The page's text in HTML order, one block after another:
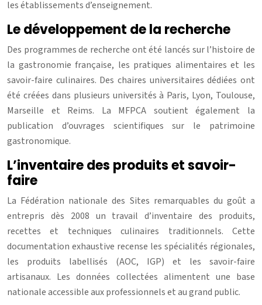
les établissements d’enseignement.
Le développement de la recherche
Des programmes de recherche ont été lancés sur l’histoire de
la gastronomie française, les pratiques alimentaires et les
savoir-faire culinaires. Des chaires universitaires dédiées ont
été créées dans plusieurs universités à Paris, Lyon, Toulouse,
Marseille et Reims. La MFPCA soutient également la
publication d’ouvrages scientifiques sur le patrimoine
gastronomique.
L’inventaire des produits et savoir-
faire
La Fédération nationale des Sites remarquables du goût a
entrepris dès 2008 un travail d’inventaire des produits,
recettes et techniques culinaires traditionnels. Cette
documentation exhaustive recense les spécialités régionales,
les produits labellisés (AOC, IGP) et les savoir-faire
artisanaux. Les données collectées alimentent une base
nationale accessible aux professionnels et au grand public.